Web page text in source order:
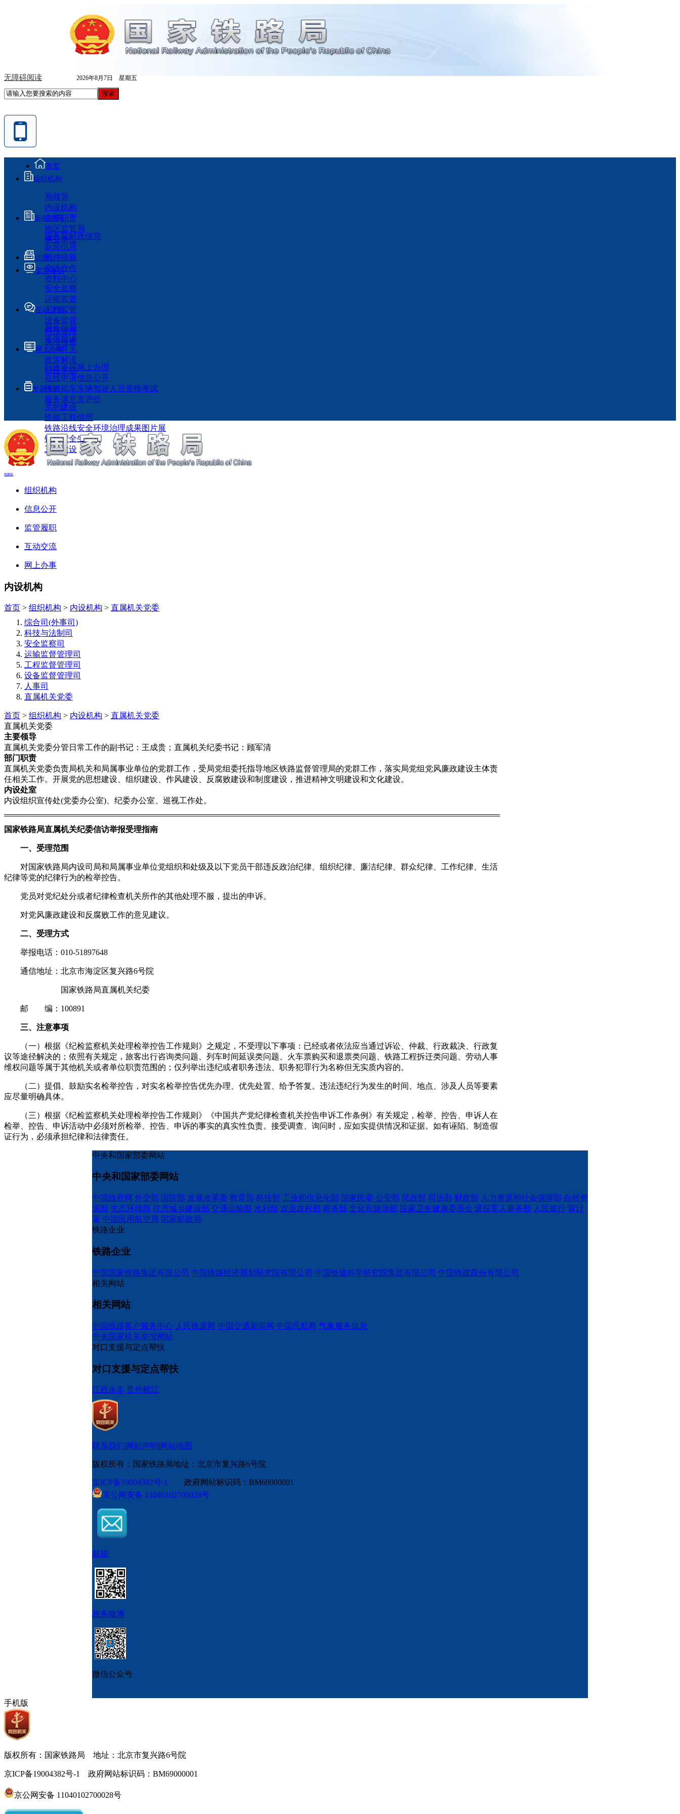
无障碍阅读 2026年8月7日 星期五
首页
组织机构
局领导
内设机构
主要职责
地区监管局
事业单位
新闻资讯
国务院时政信息
新闻信息
图片视频
交流合作
资料中心
信息公开
监管履职
安全监察
运输监管
工程监管
设备监管
科技管理
执法检查
互动交流
局长信箱
咨询投诉
征求意见
政策解读
回应关切
网上办事
行政许可网上办理
在线申请信息公开
铁路机车车辆驾驶人员资格考试
服务满意度评价
专题专栏
党的建设
铁路工程信用
铁路沿线安全环境治理成果图片展
铁路安全生产月
工程建设
电脑端
组织机构
信息公开
监管履职
互动交流
网上办事
内设机构
首页 > 组织机构 > 内设机构 > 直属机关党委
综合司(外事司)
科技与法制司
安全监察司
运输监督管理司
工程监督管理司
设备监督管理司
人事司
直属机关党委
首页 > 组织机构 > 内设机构 > 直属机关党委
直属机关党委
主要领导
直属机关党委分管日常工作的副书记：王成贵；直属机关纪委书记：顾军清
部门职责
直属机关党委负责局机关和局属事业单位的党群工作，受局党组委托指导地区铁路监督管理局的党群工作，落实局党组党风廉政建设主体责
任相关工作。开展党的思想建设、组织建设、作风建设、反腐败建设和制度建设，推进精神文明建设和文化建设。
内设处室
内设组织宣传处(党委办公室)、纪委办公室、巡视工作处。
国家铁路局直属机关纪委信访举报受理指南
一、受理范围
对国家铁路局内设司局和局属事业单位党组织和处级及以下党员干部违反政治纪律、组织纪律、廉洁纪律、群众纪律、工作纪律、生活
纪律等党的纪律行为的检举控告。
党员对党纪处分或者纪律检查机关所作的其他处理不服，提出的申诉。
对党风廉政建设和反腐败工作的意见建议。
二、受理方式
举报电话：010-51897648
通信地址：北京市海淀区复兴路6号院
国家铁路局直属机关纪委
邮 编：100891
三、注意事项
（一）根据《纪检监察机关处理检举控告工作规则》之规定，不受理以下事项：已经或者依法应当通过诉讼、仲裁、行政裁决、行政复
议等途径解决的；依照有关规定，旅客出行咨询类问题、列车时间延误类问题、火车票购买和退票类问题、铁路工程拆迁类问题、劳动人事
维权问题等属于其他机关或者单位职责范围的；仅列举出违纪或者职务违法、职务犯罪行为名称但无实质内容的。
（二）提倡、鼓励实名检举控告，对实名检举控告优先办理、优先处置、给予答复。违法违纪行为发生的时间、地点、涉及人员等要素
应尽量明确具体。
（三）根据《纪检监察机关处理检举控告工作规则》《中国共产党纪律检查机关控告申诉工作条例》有关规定，检举、控告、申诉人在
检举、控告、申诉活动中必须对所检举、控告、申诉的事实的真实性负责。接受调查、询问时，应如实提供情况和证据。如有诬陷、制造假
证行为，必须承担纪律和法律责任。
中央和国家部委网站
中央和国家部委网站
中国政府网 外交部 国防部 发展改革委 教育部 科技部 工业和信息化部 国家民委 公安部 民政部 司法部 财政部 人力资源和社会保障部 自然资
源部 生态环境部 住房城乡建设部 交通运输部 水利部 农业农村部 商务部 文化和旅游部 国家卫生健康委员会 退役军人事务部 人民银行 审计
署 中国民用航空局 国家邮政局
铁路企业
铁路企业
中国国家铁路集团有限公司 中国铁路经济规划研究院有限公司 中国铁道科学研究院集团有限公司 中国铁建股份有限公司
相关网站
相关网站
中国铁路客户服务中心 人民铁道网 中国交通新闻网 中国民航网 气象服务信息
中央国家机关举报网站
对口支援与定点帮扶
对口支援与定点帮扶
江西永丰 贵州榕江
联系我们 网站声明 网站地图
版权所有：国家铁路局地址：北京市复兴路6号院
京ICP备19004382号-1 政府网站标识码：BM69000001
京公网安备 11040102700028号
邮箱
政务微博
微信公众号
手机版
版权所有：国家铁路局 地址：北京市复兴路6号院
京ICP备19004382号-1 政府网站标识码：BM69000001
京公网安备 11040102700028号